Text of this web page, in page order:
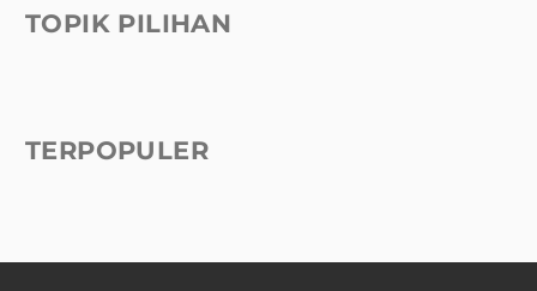
TOPIK PILIHAN
TERPOPULER